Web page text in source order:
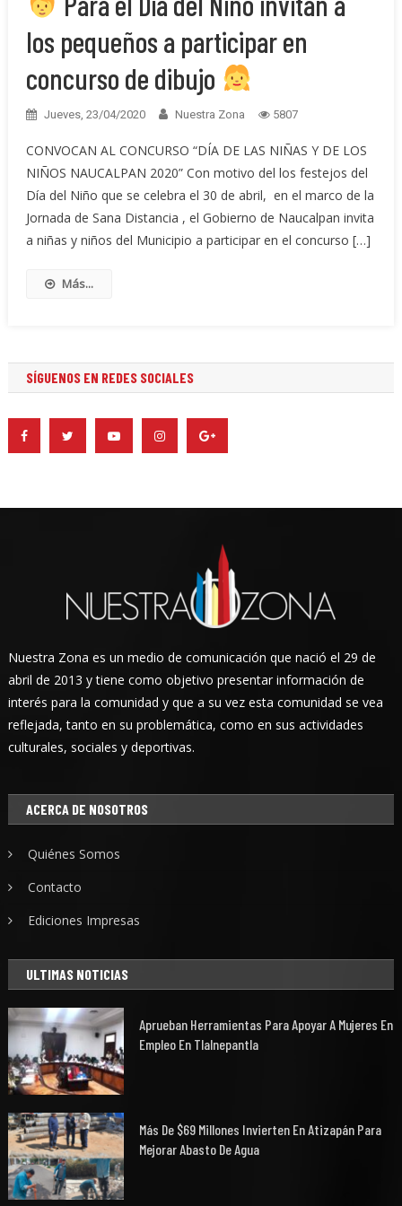
los pequeños a participar en
concurso de dibujo
Jueves, 23/04/2020 Nuestra Zona 5807
CONVOCAN AL CONCURSO “DÍA DE LAS NIÑAS Y DE LOS
NIÑOS NAUCALPAN 2020” Con motivo del los festejos del
Día del Niño que se celebra el 30 de abril, en el marco de la
Jornada de Sana Distancia , el Gobierno de Naucalpan invita
a niñas y niños del Municipio a participar en el concurso […]
Más...
SÍGUENOS EN REDES SOCIALES
Nuestra Zona es un medio de comunicación que nació el 29 de
abril de 2013 y tiene como objetivo presentar información de
interés para la comunidad y que a su vez esta comunidad se vea
reflejada, tanto en su problemática, como en sus actividades
culturales, sociales y deportivas.
ACERCA DE NOSOTROS
Quiénes Somos
Contacto
Ediciones Impresas
ULTIMAS NOTICIAS
Aprueban Herramientas Para Apoyar A Mujeres En
Empleo En Tlalnepantla
Más De $69 Millones Invierten En Atizapán Para
Mejorar Abasto De Agua